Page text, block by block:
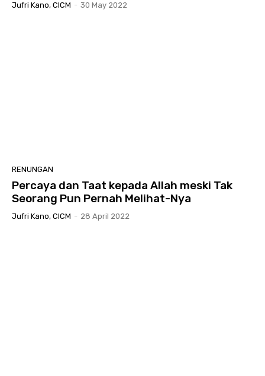
Jufri Kano, CICM - 30 May 2022
RENUNGAN
Percaya dan Taat kepada Allah meski Tak
Seorang Pun Pernah Melihat-Nya
Jufri Kano, CICM - 28 April 2022